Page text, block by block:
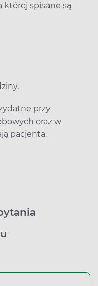
której spisane są
przy
oraz w
pacjenta.